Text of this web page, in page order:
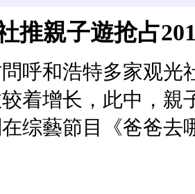
推親子遊抢占
呼和浩特多家观光
着增长，此中，親
综藝節目《爸爸去